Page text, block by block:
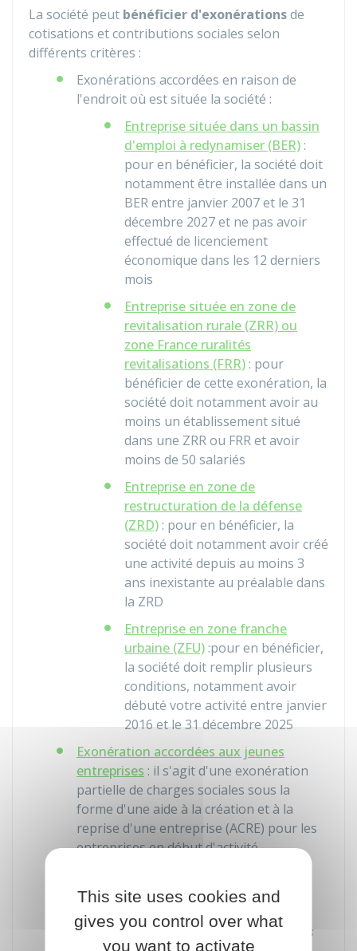
La société peut bénéficier d'exonérationsde
cotisations et contributions sociales selon
différents critères :
Exonérations accordées en raison de
l'endroit où est située la société :
Entreprise située dans un bassin
d'emploi à redynamiser (BER) :
pour en bénéficier, la société doit
notamment être installée dans un
BER entre janvier 2007 et le 31
décembre 2027 et ne pas avoir
effectué de licenciement
économique dans les 12 derniers
mois
Entreprise située en zone de
revitalisation rurale (ZRR) ou
zone France ruralités
revitalisations (FRR) : pour
bénéficier de cette exonération, la
société doit notamment avoir au
moins un établissement situé
dans une ZRR ou FRR et avoir
moins de 50 salariés
Entreprise en zone de
restructuration de la défense
(ZRD) : pour en bénéficier, la
société doit notamment avoir créé
une activité depuis au moins 3
ans inexistante au préalable dans
la ZRD
Entreprise en zone franche
urbaine (ZFU) :pour en bénéficier,
la société doit remplir plusieurs
conditions, notamment avoir
débuté votre activité entre janvier
2016 et le 31 décembre 2025
Exonération accordées aux jeunes
entreprises : il s'agit d'une exonération
partielle de charges sociales sous la
forme d'une aide à la création et à la
reprise d'une entreprise (ACRE) pour les
entreprises en début d'activité
universitaire (JEI-JEIC - EU): cette
exonération concerne les sociétés de
moins de 8 ans qui réalisent desprojets
This site uses cookies and
gives you control over what
you want to activate